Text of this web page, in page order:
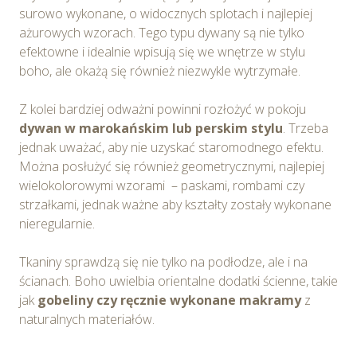
surowo wykonane, o widocznych splotach i najlepiej
ażurowych wzorach. Tego typu dywany są nie tylko
efektowne i idealnie wpisują się we wnętrze w stylu
boho, ale okażą się również niezwykle wytrzymałe.
Z kolei bardziej odważni powinni rozłożyć w pokoju
dywan w marokańskim lub perskim stylu. Trzeba
jednak uważać, aby nie uzyskać staromodnego efektu.
Można posłużyć się również geometrycznymi, najlepiej
wielokolorowymi wzorami – paskami, rombami czy
strzałkami, jednak ważne aby kształty zostały wykonane
nieregularnie.
Tkaniny sprawdzą się nie tylko na podłodze, ale i na
ścianach. Boho uwielbia orientalne dodatki ścienne, takie
jakgobeliny czy ręcznie wykonane makramyz
naturalnych materiałów.